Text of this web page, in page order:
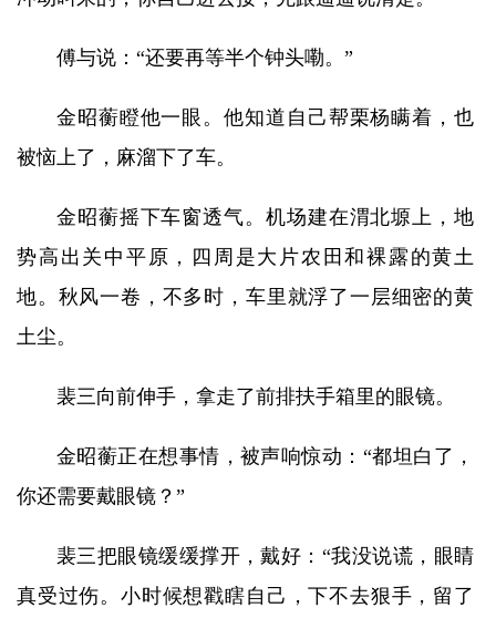
傅与说：“还要再等半个钟头嘞。”
金昭蘅瞪他一眼。他知道自己帮栗杨瞒着，也
被恼上了，麻溜下了车。
金昭蘅摇下车窗透气。机场建在渭北塬上，地
势高出关中平原，四周是大片农田和裸露的黄土
地。秋风一卷，不多时，车里就浮了一层细密的黄
土尘。
裴三向前伸手，拿走了前排扶手箱里的眼镜。
金昭蘅正在想事情，被声响惊动：“都坦白了，
你还需要戴眼镜？”
裴三把眼镜缓缓撑开，戴好：“我没说谎，眼睛
真受过伤。小时候想戳瞎自己，下不去狠手，留了